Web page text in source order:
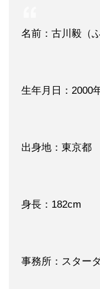
名前：古川毅（
生年月日：2000
出身地：東京都
身長：182cm
事務所：スター